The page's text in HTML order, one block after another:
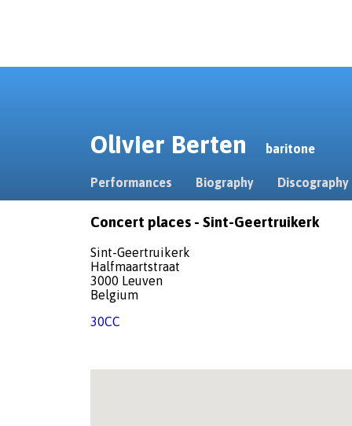
Olivier Berten baritone
Performances Biography Discography
Concert places - Sint-Geertruikerk
Sint-Geertruikerk
Halfmaartstraat
3000 Leuven
Belgium
30CC